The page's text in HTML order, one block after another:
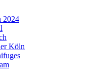
2024
Köln